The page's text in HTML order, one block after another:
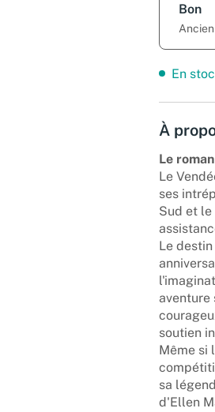
Bon
En
À
Le
Le
ses
Sud et le
Le
aventure
soutien
Même si
sa
d'Ellen